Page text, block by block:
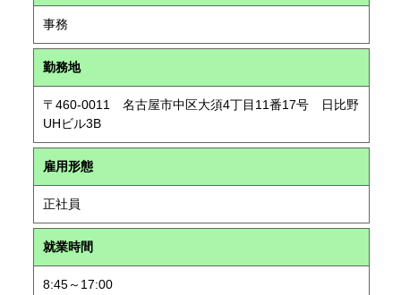
事務
勤務地
〒460-0011 名古屋市中区大須4丁目11番17号 日比野
UHビル3B
雇用形態
正社員
就業時間
8:45～17:00